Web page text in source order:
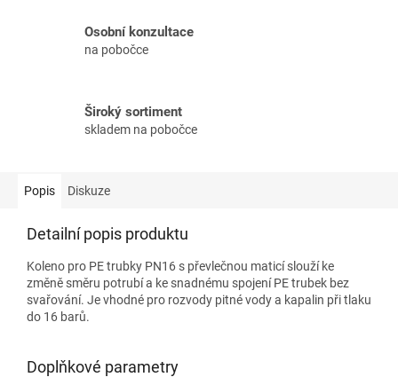
Osobní konzultace
na pobočce
Široký sortiment
skladem na pobočce
Popis Diskuze
Detailní popis produktu
Koleno pro PE trubky PN16 s převlečnou maticí slouží ke
změně směru potrubí a ke snadnému spojení PE trubek bez
svařování. Je vhodné pro rozvody pitné vody a kapalin při tlaku
do 16 barů.
Doplňkové parametry